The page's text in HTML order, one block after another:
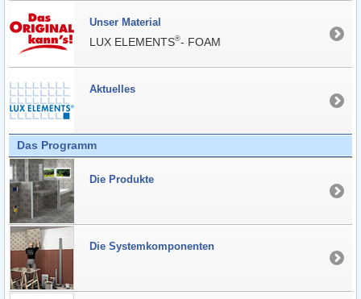
Unser Material
LUX ELEMENTS®- FOAM
Aktuelles
Das Programm
Die Produkte
Die Systemkomponenten